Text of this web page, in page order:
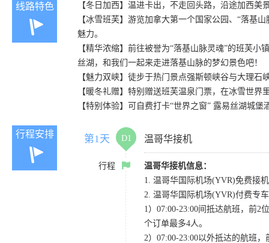
线路特色
【冬日加西】温进卡出，不走回头路，沿途加西美
【冰雪班芙】游览加拿大第一个国家公园、“落基
魅力。
【精华浓缩】前往被誉为“落基山脉灵魂”的班芙
丝湖，和我们一起来走进落基山脉的梦幻景色吧！
【魅力双峡】徒步于热门景点强斯顿峡谷与大理
【暖冬礼赠】特别赠送班芙温泉门票，在冰雪世
【特别体验】可自费打卡“世界之窗” 露易丝湖城
行程安排 第1天 D1 温哥华接机
行程
温哥华接机信息：
1. 温哥华国际机场(YVR)免费接
2. 温哥华国际机场(YVR)付费专
1）07:00-23:00间抵达航班，前2
个订单最多4人。
2）07:00-23:00以外抵达的航班